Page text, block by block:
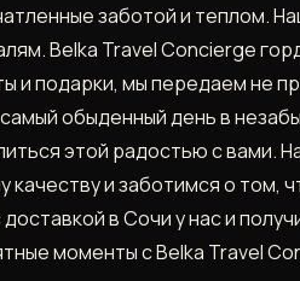
заботой и теплом.
Belka Travel Concierge
и подарки, мы передаем не
обыденный день в
этой радостью с вами.
качеству и заботимся о том,
доставкой в Сочи у нас и
моменты с Belka Travel